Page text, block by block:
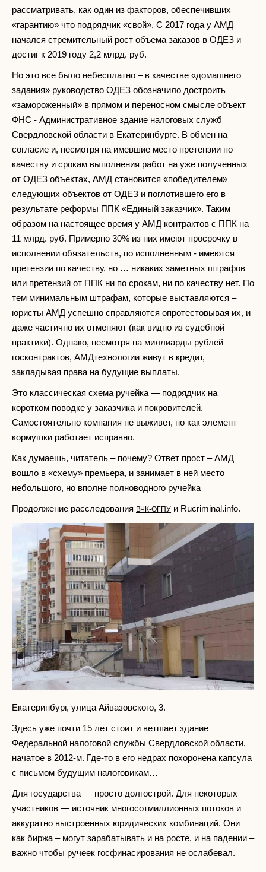
рассматривать, как один из факторов, обеспечивших
«гарантию» что подрядчик «свой». С 2017 года у АМД
начался стремительный рост объема заказов в ОДЕЗ и
достиг к 2019 году 2,2 млрд. руб.
Но это все было небесплатно – в качестве «домашнего
задания» руководство ОДЕЗ обозначило достроить
«замороженный» в прямом и переносном смысле объект
ФНС - Административное здание налоговых служб
Свердловской области в Екатеринбурге. В обмен на
согласие и, несмотря на имевшие место претензии по
качеству и срокам выполнения работ на уже полученных
от ОДЕЗ объектах, АМД становится «победителем»
следующих объектов от ОДЕЗ и поглотившего его в
результате реформы ППК «Единый заказчик». Таким
образом на настоящее время у АМД контрактов с ППК на
11 млрд. руб. Примерно 30% из них имеют просрочку в
исполнении обязательств, по исполненным - имеются
претензии по качеству, но … никаких заметных штрафов
или претензий от ППК ни по срокам, ни по качеству нет. По
тем минимальным штрафам, которые выставляются –
юристы АМД успешно справляются опротестовывая их, и
даже частично их отменяют (как видно из судебной
практики). Однако, несмотря на миллиарды рублей
госконтрактов, АМДтехнологии живут в кредит,
закладывая права на будущие выплаты.
Это классическая схема ручейка — подрядчик на
коротком поводке у заказчика и покровителей.
Самостоятельно компания не выживет, но как элемент
кормушки работает исправно.
Как думаешь, читатель – почему? Ответ прост – АМД
вошло в «схему» премьера, и занимает в ней место
небольшого, но вполне полноводного ручейка
Продолжение расследования ВЧК-ОГПУ и Rucriminal.info.
Екатеринбург, улица Айвазовского, 3.
Здесь уже почти 15 лет стоит и ветшает здание
Федеральной налоговой службы Свердловской области,
начатое в 2012-м. Где-то в его недрах похоронена капсула
с письмом будущим налоговикам…
Для государства — просто долгострой. Для некоторых
участников — источник многосотмиллионных потоков и
аккуратно выстроенных юридических комбинаций. Они
как биржа – могут зарабатывать и на росте, и на падении –
важно чтобы ручеек госфинасирования не ослабевал.